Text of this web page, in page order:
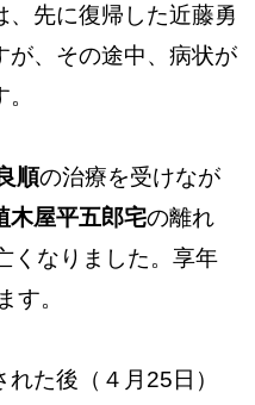
、先に復帰した近藤勇
が、その途中、病状が
順の治療を受けなが
木屋平五郎宅の離れ
くなりました。享年
す。
た後（４月25日）